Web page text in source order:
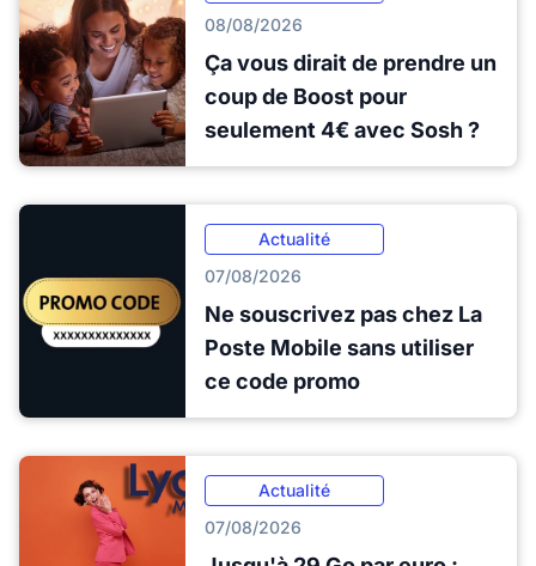
08/08/2026
Ça vous dirait de prendre un
coup de Boost pour
seulement 4€ avec Sosh ?
Actualité
07/08/2026
Ne souscrivez pas chez La
Poste Mobile sans utiliser
ce code promo
Actualité
07/08/2026